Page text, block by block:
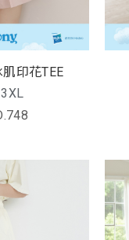
印花TEE
3XL